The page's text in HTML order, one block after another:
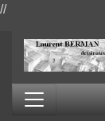
//